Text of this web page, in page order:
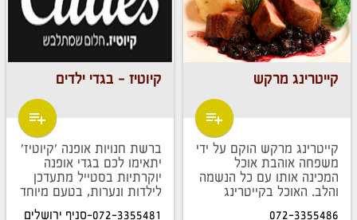
קייטרינג מרקש
קייטרינג מרקש הוקם על ידי
משפחה אוהבת אוכל
המכינה אותו עם כל הנשמה
והלב. האוכל בקייטרינג
072-3355486
קיוטיז - בגדי ילדים
ברשת חנויות אופנה 'קיוטיז'
יתאימו לכם בגדי אופנה
יוקרתיות בסטייל מתעדכן
לילדות ונערות, בטעם מיוחד
שתצליח לחבר בין הטעם
072-3355481-סניף ירושלים